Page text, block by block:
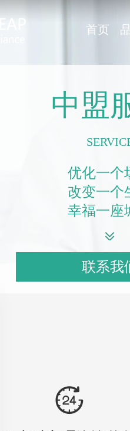
首页
中盟
优化一个
改变一个
幸福一座
联系我